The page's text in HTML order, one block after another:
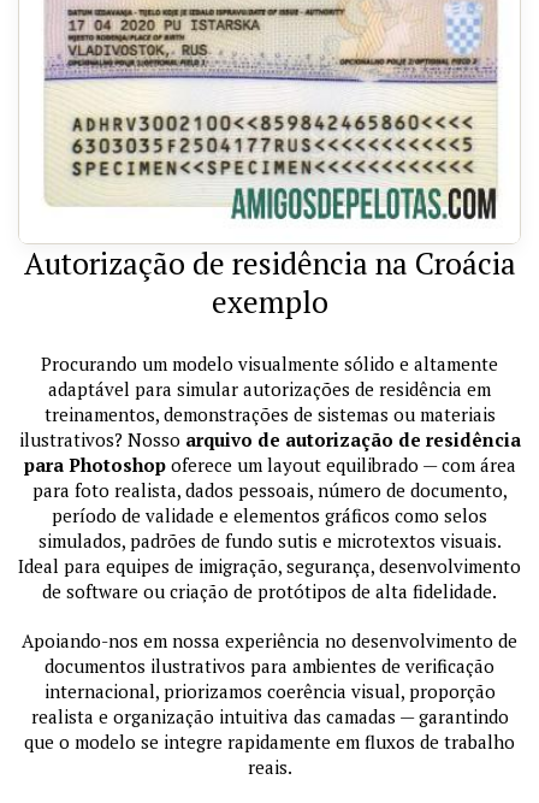
Autorização de residência na Croácia
exemplo
Procurando um modelo visualmente sólido e altamente
adaptável para simular autorizações de residência em
treinamentos, demonstrações de sistemas ou materiais
ilustrativos? Nosso arquivo de autorização de residência
para Photoshopoferece um layout equilibrado — com área
para foto realista, dados pessoais, número de documento,
período de validade e elementos gráficos como selos
simulados, padrões de fundo sutis e microtextos visuais.
Ideal para equipes de imigração, segurança, desenvolvimento
de software ou criação de protótipos de alta fidelidade.
Apoiando-nos em nossa experiência no desenvolvimento de
documentos ilustrativos para ambientes de verificação
internacional, priorizamos coerência visual, proporção
realista e organização intuitiva das camadas — garantindo
que o modelo se integre rapidamente em fluxos de trabalho
reais.